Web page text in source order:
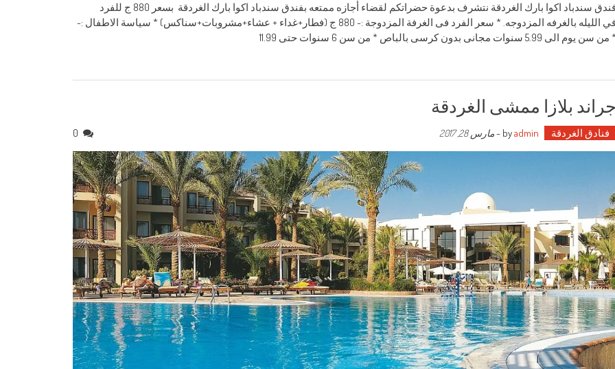
فندق سندباد اكوا بارك الغردقة نتشرف بدعوة حضراتكم لقضاء أجازه ممتعه بفندق سندباد اكوا بارك الغردقة بسعر 880 ج للفرد
في الليله بالغرفه المزدوجه. * سعر الفرد فى الغرفة المزدوجة :- 880 ج (فطار+غداء + عشاء+مشروبات+سناكس) * سياسة الاطفال :-
سن يوم الى 5.99 سنوات مجانى بدون كرسى بالباص * من سن 6 سنوات حتى 11.99
بلازا ممشى الغردقة
فنادق الغردقة admin
-مارس 28, 2017 0